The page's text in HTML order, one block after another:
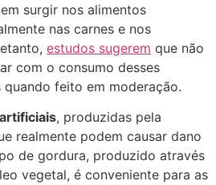
surgir nos alimentos
nas carnes e nos
estudos sugerem que não
com o consumo desses
feito em moderação.
, produzidas pela
realmente podem causar dano
de gordura, produzido através
vegetal, é conveniente para as